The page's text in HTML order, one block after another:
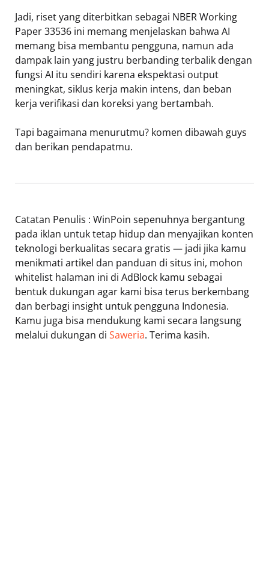
Jadi, riset yang diterbitkan sebagai NBER Working
Paper 33536 ini memang menjelaskan bahwa AI
memang bisa membantu pengguna, namun ada
dampak lain yang justru berbanding terbalik dengan
fungsi AI itu sendiri karena ekspektasi output
meningkat, siklus kerja makin intens, dan beban
kerja verifikasi dan koreksi yang bertambah.
Tapi bagaimana menurutmu? komen dibawah guys
dan berikan pendapatmu.
Catatan Penulis : WinPoin sepenuhnya bergantung
pada iklan untuk tetap hidup dan menyajikan konten
teknologi berkualitas secara gratis — jadi jika kamu
menikmati artikel dan panduan di situs ini, mohon
whitelist halaman ini di AdBlock kamu sebagai
bentuk dukungan agar kami bisa terus berkembang
dan berbagi insight untuk pengguna Indonesia.
Kamu juga bisa mendukung kami secara langsung
melalui dukungan di Saweria. Terima kasih.